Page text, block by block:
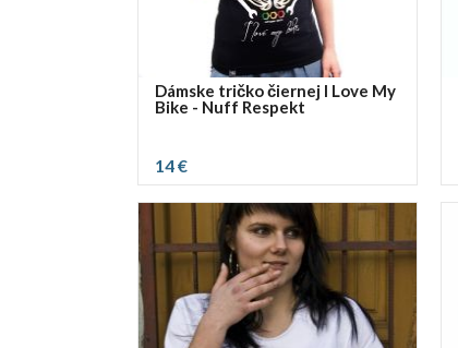
Dámske tričko čiernej I Love My
Bike - Nuff Respekt
14 €
vybrať rozmer:
L XL